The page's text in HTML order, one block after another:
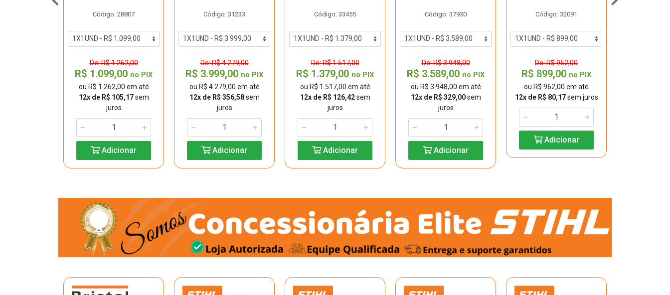
Código: 28807
De: R$ 1.262,00
R$ 1.099,00 no PIX
ou R$ 1.262,00 em até
12x de R$ 105,17sem
juros
Adicionar
Código: 31233
De: R$ 4.279,00
R$ 3.999,00 no PIX
ou R$ 4.279,00 em até
12x de R$ 356,58sem
juros
Adicionar
Código: 33455
De: R$ 1.517,00
R$ 1.379,00 no PIX
ou R$ 1.517,00 em até
12x de R$ 126,42sem
juros
Adicionar
Código: 37930
De: R$ 3.948,00
R$ 3.589,00 no PIX
ou R$ 3.948,00 em até
12x de R$ 329,00sem
juros
Adicionar
Código: 32091
De: R$ 962,00
R$ 899,00 no PIX
ou R$ 962,00 em até
12x de R$ 80,17sem juros
Adicionar